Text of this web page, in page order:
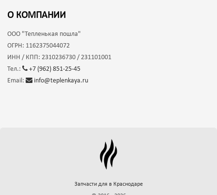
О КОМПАНИИ
ООО "Тепленькая пошла"
ОГРН: 1162375044072
ИНН / КПП: 2310236730 / 231101001
Тел.:
+7 (962) 851-25-45
Email:
info@teplenkaya.ru
Запчасти для в Краснодаре